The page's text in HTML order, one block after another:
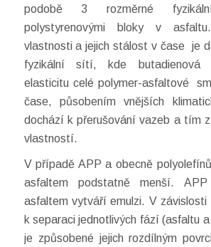
podobě 3 rozměrné
polystyrenovými bloky v
vlastnosti a jejich stálost v čase je
fyzikální sítí, kde butadienová
elasticitu celé polymer-asfaltové
čase, působením vnějších
dochází k přerušování vazeb a tím
vlastností.
V případě APP a obecně
asfaltem podstatně menší.
asfaltem vytváří emulzi. V závislosti
k separaci jednotlivých fází (asfaltu
je způsobené jejich rozdílným